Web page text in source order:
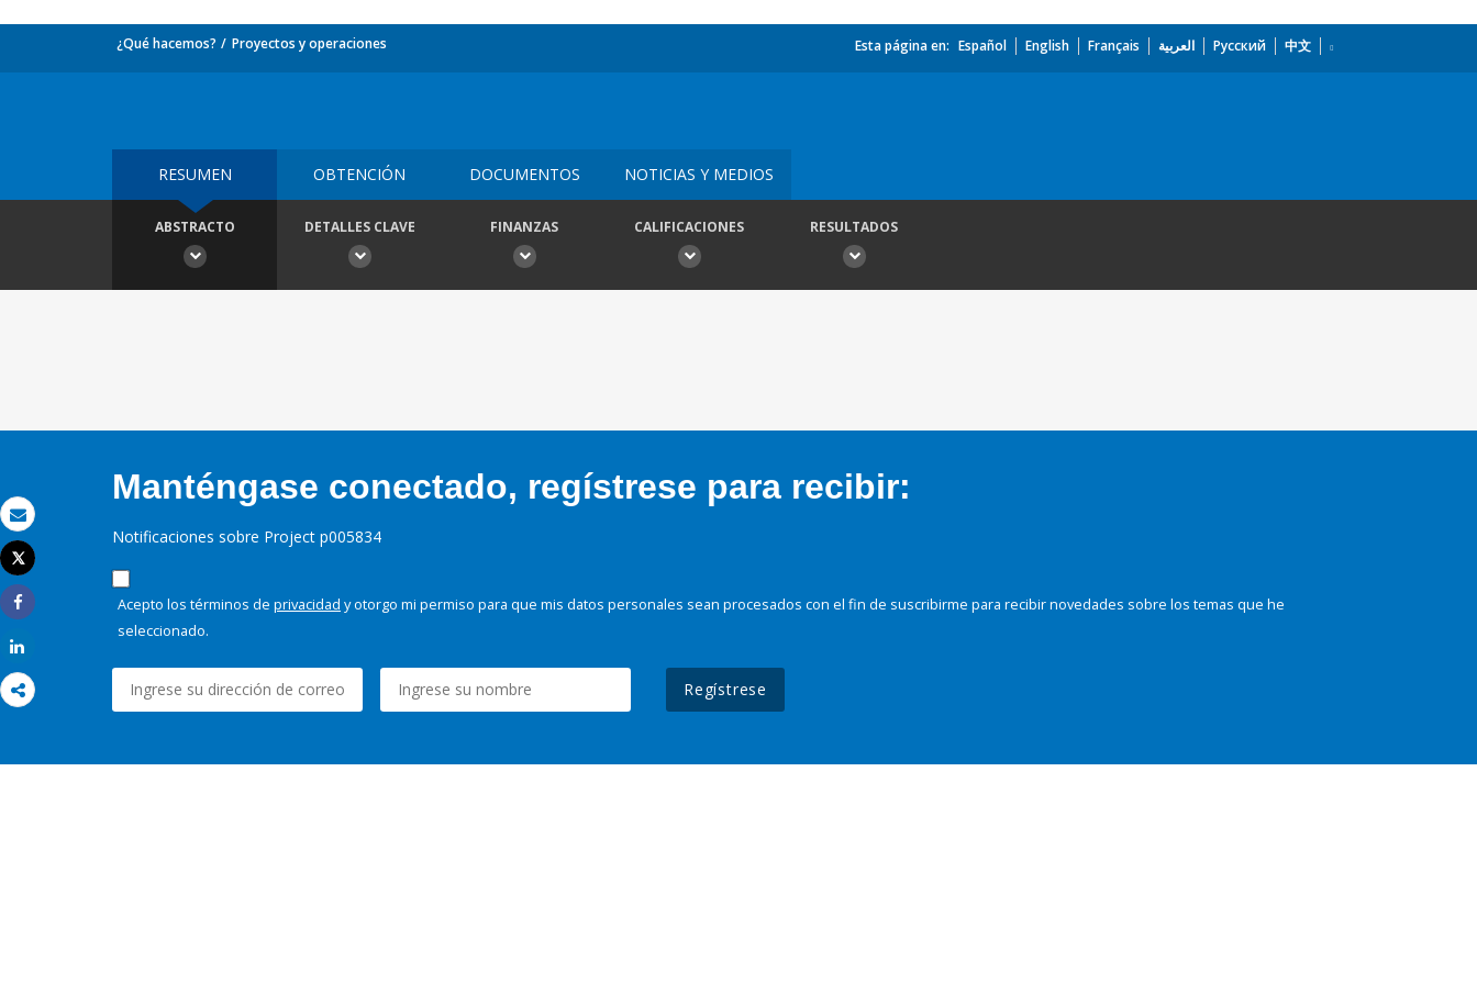
Correo electrónico
Imprimir
Tweet
Share
¿Qué hacemos? Proyectos y operaciones Esta página en: Español English Français العربية Русский 中文
RESUMEN OBTENCIÓN DOCUMENTOS NOTICIAS Y MEDIOS
ABSTRACTO DETALLES CLAVE FINANZAS CALIFICACIONES RESULTADOS
Manténgase conectado, regístrese para recibir:
Notificaciones sobre Project p005834
Acepto los términos de privacidad y otorgo mi permiso para que mis datos personales sean procesados con el fin de suscribirme para recibir novedades sobre los temas que he
seleccionado.
Regístrese